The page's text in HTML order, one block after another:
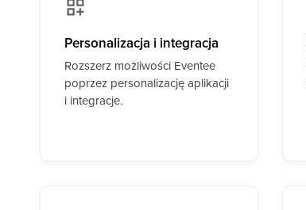
Personalizacja i integracja
Rozszerz możliwości Eventee
poprzez personalizację aplikacji
i integracje.